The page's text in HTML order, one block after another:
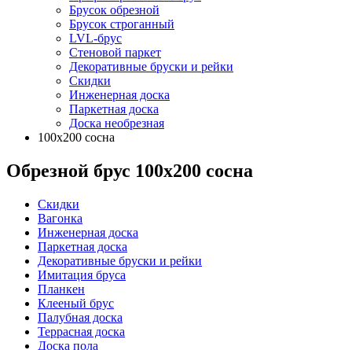
Брусок обрезной
Брусок строганный
LVL-брус
Стеновой паркет
Декоративные бруски и рейки
Скидки
Инженерная доска
Паркетная доска
Доска необрезная
100х200 сосна
Обрезной брус 100х200 сосна
Скидки
Вагонка
Инженерная доска
Паркетная доска
Декоративные бруски и рейки
Имитация бруса
Планкен
Клееный брус
Палубная доска
Террасная доска
Доска пола